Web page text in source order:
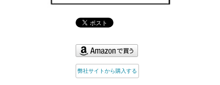
弊社サイトから購入する